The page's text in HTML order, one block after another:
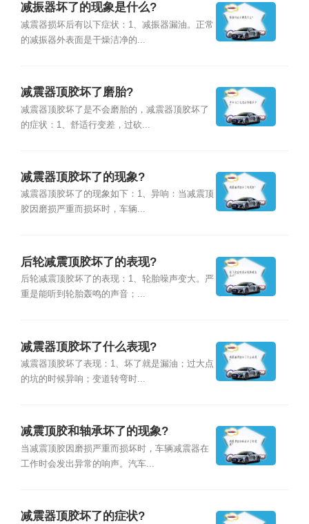
减振器坏了的现象是什么?
减震器损坏后有以下症状：1、减振器漏油。正常
的减振器外表面是干燥洁净的...
减震器顶胶坏了磨胎?
减震器顶胶坏了是不会磨胎的，减震器顶胶坏了
的症状：1、舒适行变差，过砍...
减震器顶胶坏了的现象?
减震器顶胶坏了的现象如下：1、异响：当减震顶
胶因磨损严重而损坏时，车辆...
后轮减震顶胶坏了的表现?
后轮减震顶胶坏了的表现：1、轮胎噪声变大。严
重是能听到轮胎轰鸣的声音；...
减震器顶胶坏了什么表现?
减震器顶胶坏了表现：1、坏了就是漏油；过大点
的坑的时候异响；变道转弯时...
减震顶胶和轴承坏了的现象?
当减震顶胶因磨损严重而损坏时，车辆减震器在
工作时会发出异常的响声。汽车...
减震器顶胶坏了的症状?